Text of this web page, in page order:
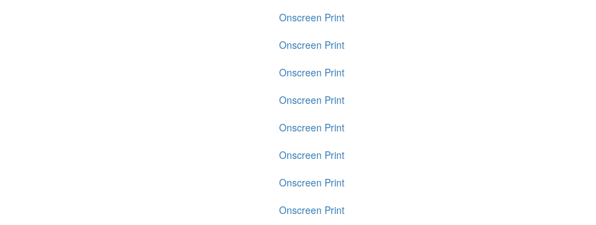
Onscreen Print
Onscreen Print
Onscreen Print
Onscreen Print
Onscreen Print
Onscreen Print
Onscreen Print
Onscreen Print